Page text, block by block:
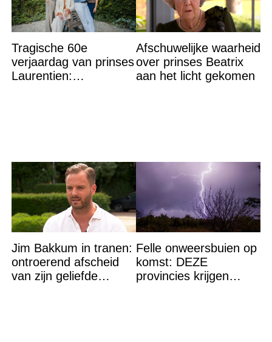
Tragische 60e
verjaardag van prinses
Laurentien:
Afschuwelijke waarheid
over prinses Beatrix
aan het licht gekomen
Jim Bakkum in tranen:
ontroerend afscheid
van zijn geliefde
Felle onweersbuien op
komst: DEZE
provincies krijgen